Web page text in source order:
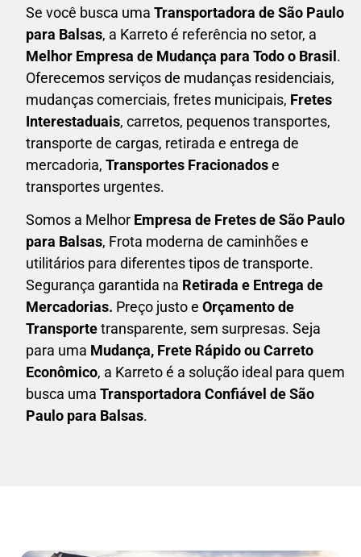
Se você busca uma Transportadora de São Paulo
para Balsas, a Karreto é referência no setor, a
Melhor Empresa de Mudança para Todo o Brasil.
Oferecemos serviços de mudanças residenciais,
mudanças comerciais, fretes municipais, Fretes
Interestaduais, carretos, pequenos transportes,
transporte de cargas, retirada e entrega de
mercadoria, Transportes Fracionadose
transportes urgentes.
Somos a Melhor Empresa de Fretesde São Paulo
para Balsas, Frota moderna de caminhões e
utilitários para diferentes tipos de transporte.
Segurança garantida na Retirada e Entrega de
Mercadorias. Preço justo e Orçamento de
Transportetransparente, sem surpresas. Seja
para uma Mudança, Frete Rápido ou Carreto
Econômico, a Karretoé a solução ideal para quem
busca uma Transportadora Confiável de São
Paulo para Balsas.